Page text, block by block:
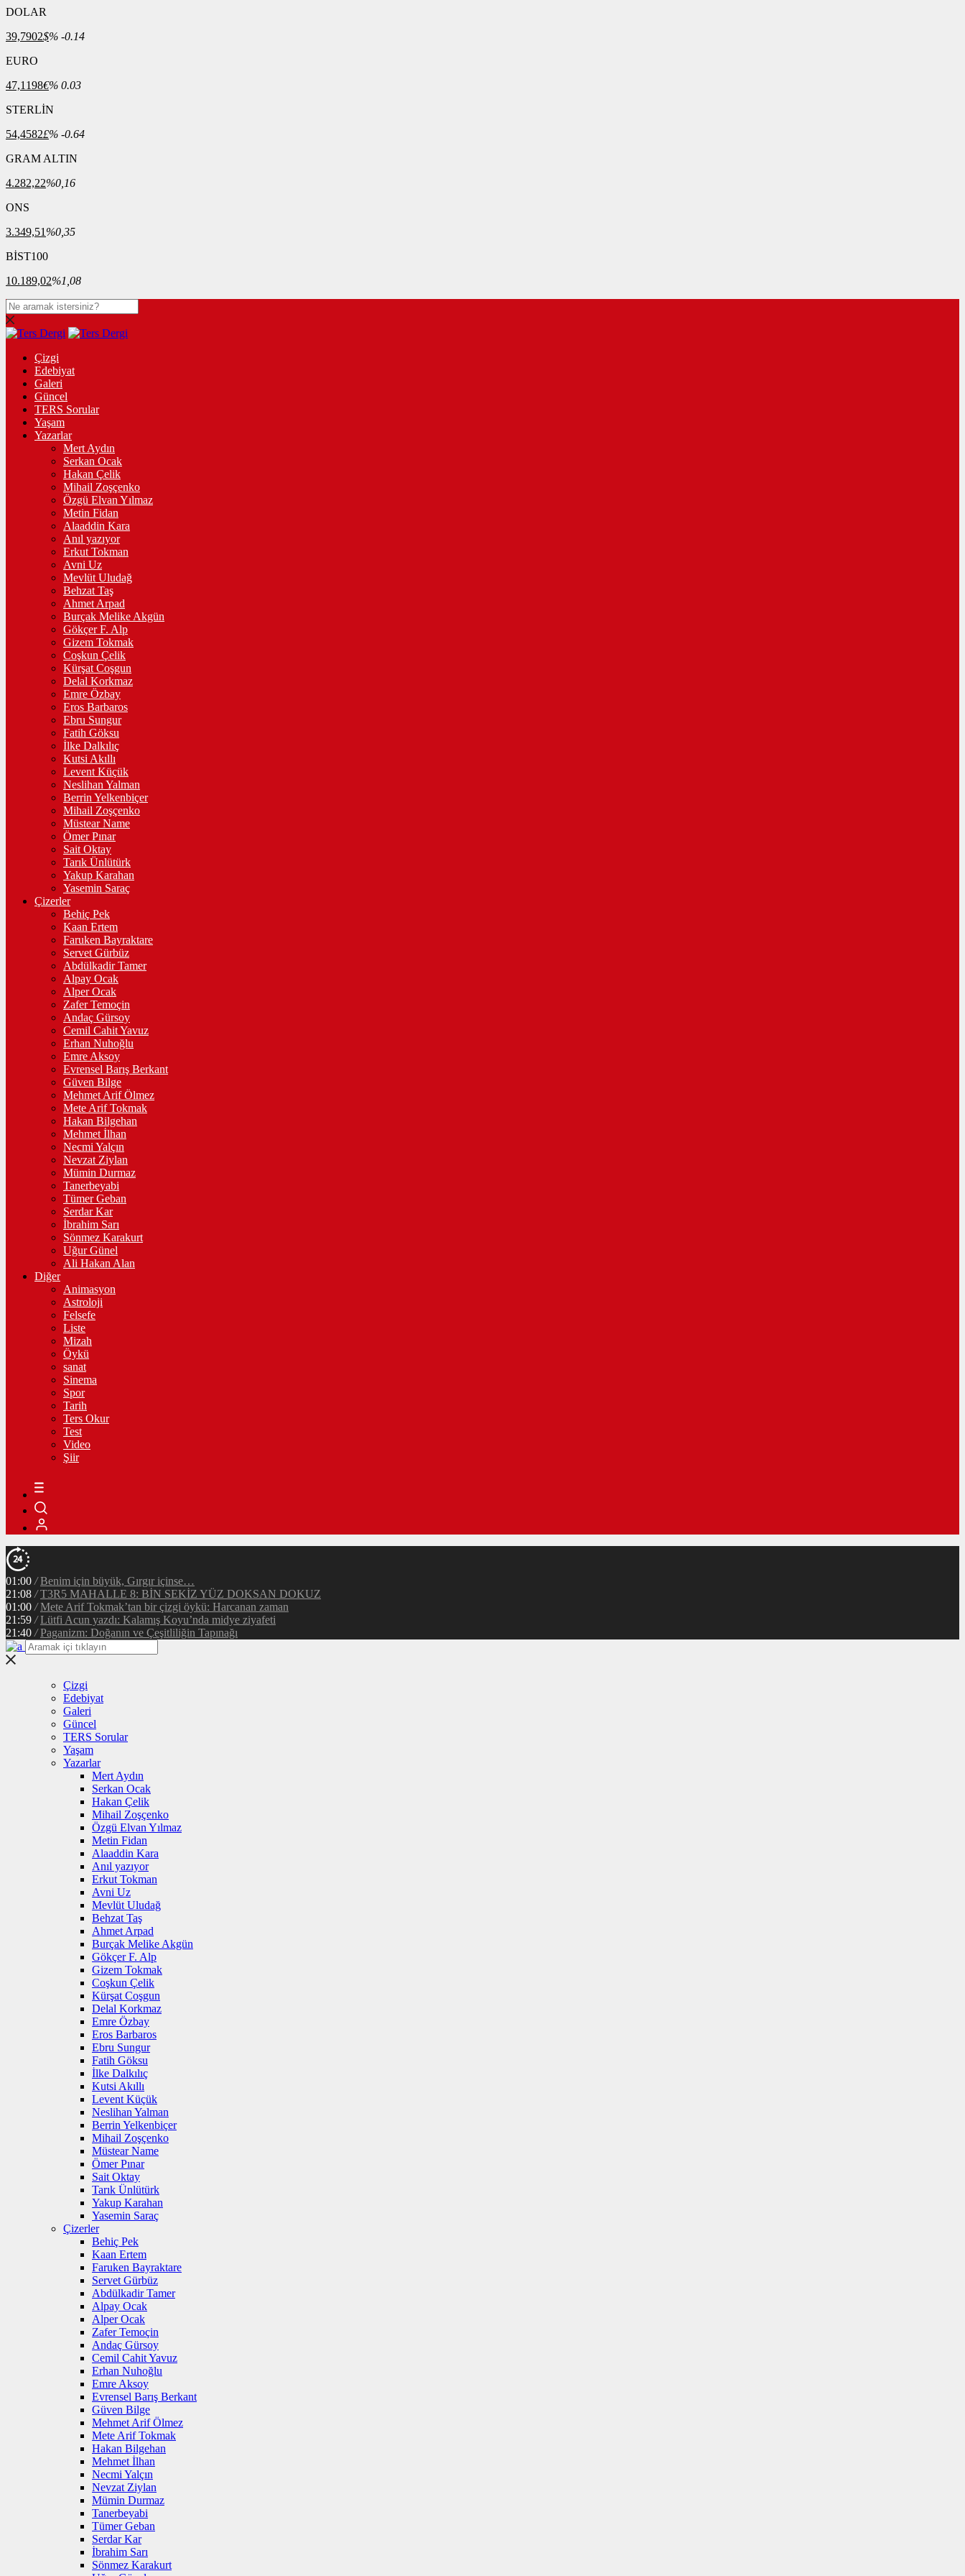
DOLAR
39,7902$% -0.14
EURO
47,1198€% 0.03
STERLİN
54,4582£% -0.64
GRAM ALTIN
4.282,22%0,16
ONS
3.349,51 %0,35
BİST100
10.189,02%1,08
Çizgi
Edebiyat
Galeri
Güncel
TERS Sorular
Yaşam
Yazarlar
Mert Aydın
Serkan Ocak
Hakan Çelik
Mihail Zoşçenko
Özgü Elvan Yılmaz
Metin Fidan
Alaaddin Kara
Anıl yazıyor
Erkut Tokman
Avni Uz
Mevlüt Uludağ
Behzat Taş
Ahmet Arpad
Burçak Melike Akgün
Gökçer F. Alp
Gizem Tokmak
Coşkun Çelik
Kürşat Coşgun
Delal Korkmaz
Emre Özbay
Eros Barbaros
Ebru Sungur
Fatih Göksu
İlke Dalkılıç
Kutsi Akıllı
Levent Küçük
Neslihan Yalman
Berrin Yelkenbiçer
Mihail Zoşçenko
Müstear Name
Ömer Pınar
Sait Oktay
Tarık Ünlütürk
Yakup Karahan
Yasemin Saraç
Çizerler
Behiç Pek
Kaan Ertem
Faruken Bayraktare
Servet Gürbüz
Abdülkadir Tamer
Alpay Ocak
Alper Ocak
Zafer Temoçin
Andaç Gürsoy
Cemil Cahit Yavuz
Erhan Nuhoğlu
Emre Aksoy
Evrensel Barış Berkant
Güven Bilge
Mehmet Arif Ölmez
Mete Arif Tokmak
Hakan Bilgehan
Mehmet İlhan
Necmi Yalçın
Nevzat Ziylan
Mümin Durmaz
Tanerbeyabi
Tümer Geban
Serdar Kar
İbrahim Sarı
Sönmez Karakurt
Uğur Günel
Ali Hakan Alan
Diğer
Animasyon
Astroloji
Felsefe
Liste
Mizah
Öykü
sanat
Sinema
Spor
Tarih
Ters Okur
Test
Video
Şiir
01:00 / Benim için büyük, Gırgır içinse…
21:08 / T3R5 MAHALLE 8: BİN SEKİZ YÜZ DOKSAN DOKUZ
01:00 / Mete Arif Tokmak’tan bir çizgi öykü: Harcanan zaman
21:59 / Lütfi Acun yazdı: Kalamış Koyu’nda midye ziyafeti
21:40 / Paganizm: Doğanın ve Çeşitliliğin Tapınağı
Çizgi
Edebiyat
Galeri
Güncel
TERS Sorular
Yaşam
Yazarlar
Mert Aydın
Serkan Ocak
Hakan Çelik
Mihail Zoşçenko
Özgü Elvan Yılmaz
Metin Fidan
Alaaddin Kara
Anıl yazıyor
Erkut Tokman
Avni Uz
Mevlüt Uludağ
Behzat Taş
Ahmet Arpad
Burçak Melike Akgün
Gökçer F. Alp
Gizem Tokmak
Coşkun Çelik
Kürşat Coşgun
Delal Korkmaz
Emre Özbay
Eros Barbaros
Ebru Sungur
Fatih Göksu
İlke Dalkılıç
Kutsi Akıllı
Levent Küçük
Neslihan Yalman
Berrin Yelkenbiçer
Mihail Zoşçenko
Müstear Name
Ömer Pınar
Sait Oktay
Tarık Ünlütürk
Yakup Karahan
Yasemin Saraç
Çizerler
Behiç Pek
Kaan Ertem
Faruken Bayraktare
Servet Gürbüz
Abdülkadir Tamer
Alpay Ocak
Alper Ocak
Zafer Temoçin
Andaç Gürsoy
Cemil Cahit Yavuz
Erhan Nuhoğlu
Emre Aksoy
Evrensel Barış Berkant
Güven Bilge
Mehmet Arif Ölmez
Mete Arif Tokmak
Hakan Bilgehan
Mehmet İlhan
Necmi Yalçın
Nevzat Ziylan
Mümin Durmaz
Tanerbeyabi
Tümer Geban
Serdar Kar
İbrahim Sarı
Sönmez Karakurt